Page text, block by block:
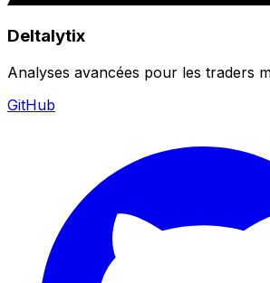
Deltalytix
Analyses avancées pour les traders
GitHub